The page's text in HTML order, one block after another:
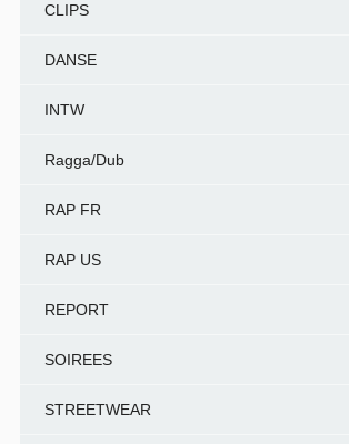
CLIPS
DANSE
INTW
Ragga/Dub
RAP FR
RAP US
REPORT
SOIREES
STREETWEAR